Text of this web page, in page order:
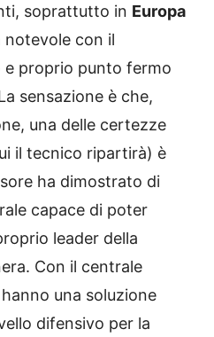
soprattutto in Europa
notevole con il
proprio punto fermo
sensazione è che,
una delle certezze
il tecnico ripartirà) è
ha dimostrato di
capace di poter
leader della
Con il centrale
una soluzione
difensivo per la